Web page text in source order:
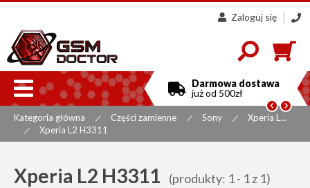
Zaloguj się
858

Darmowa dostawa
już od 500zł
 
Kategoria główna | Części zamienne | Sony | Xperia L...
| Xperia L2 H3311
Xperia L2 H3311 (produkty: 1 - 1 z 1)